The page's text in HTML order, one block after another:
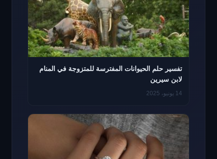
تفسير حلم الحيوانات المفترسة للمتزوجة في المنام
لابن سيرين
14 يونيو، 2025